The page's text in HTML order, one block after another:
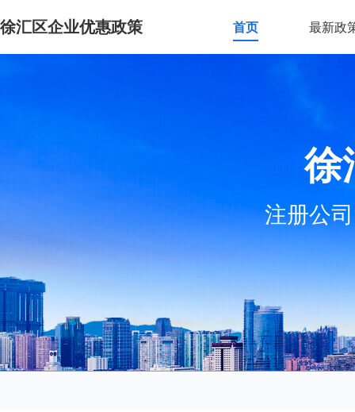
徐汇区企业优惠政策 首页 最新政
徐
注册公